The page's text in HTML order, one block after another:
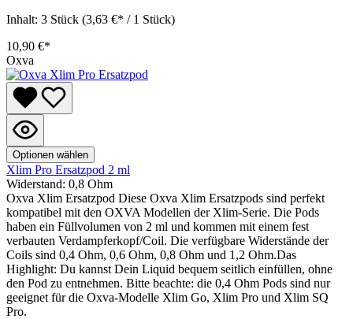
Inhalt: 3 Stück (3,63 €* / 1 Stück)
10,90 €*
Oxva
Optionen wählen
Xlim Pro Ersatzpod 2 ml
Widerstand: 0,8 Ohm
Oxva Xlim Ersatzpod Diese Oxva Xlim Ersatzpods sind perfekt
kompatibel mit den OXVA Modellen der Xlim-Serie. Die Pods
haben ein Füllvolumen von 2 ml und kommen mit einem fest
verbauten Verdampferkopf/Coil. Die verfügbare Widerstände der
Coils sind 0,4 Ohm, 0,6 Ohm, 0,8 Ohm und 1,2 Ohm.Das
Highlight: Du kannst Dein Liquid bequem seitlich einfüllen, ohne
den Pod zu entnehmen. Bitte beachte: die 0,4 Ohm Pods sind nur
geeignet für die Oxva-Modelle Xlim Go, Xlim Pro und Xlim SQ
Pro.